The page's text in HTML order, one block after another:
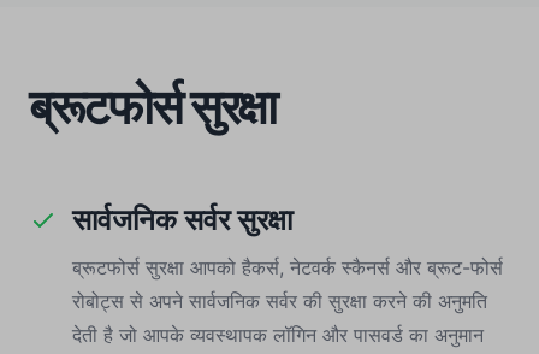
ब्रूटफोर्स सुरक्षा
सार्वजनिक सर्वर सुरक्षा
ब्रूटफोर्स सुरक्षा आपको हैकर्स, नेटवर्क स्कैनर्स और ब्रूट-फोर्स
रोबोट्स से अपने सार्वजनिक सर्वर की सुरक्षा करने की अनुमति
देती है जो आपके व्यवस्थापक लॉगिन और पासवर्ड का अनुमान